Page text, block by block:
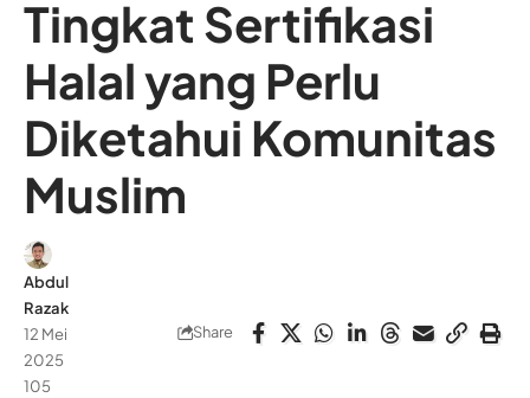
Tingkat Sertifikasi
Halal yang Perlu
Diketahui Komunitas
Muslim
Abdul
Razak
12 Mei
2025
105
Share